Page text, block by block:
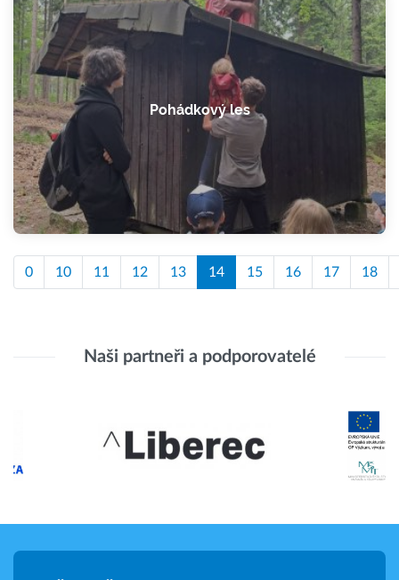
Pohádkový les
0 10 11 12 13 14 15 16 17 18
Naši partneři a podporovatelé